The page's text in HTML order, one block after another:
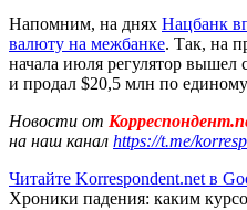
Напомним, на днях Нацбанк
валюту на межбанке. Так, на
начала июля регулятор
и продал $20,5 млн по единому
Новости от
на наш канал https://t.me/
Читайте Korrespondent.net в
Хроники падения: каким